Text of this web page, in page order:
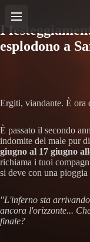
I
esplodono a
Ergiti, viandante. È ora
È passato il secondo
indomite del male pur
giugno al 17 giugno
richiama i tuoi
si deve con una
"L'inferno sta
ancora l'orizzonte...
finale?